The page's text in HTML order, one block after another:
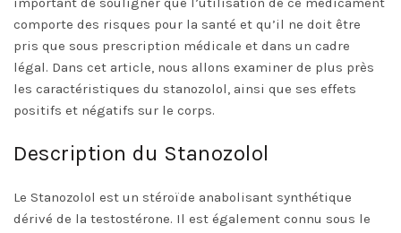
comporte des risques pour la santé et qu’il ne doit être
pris que sous prescription médicale et dans un cadre
légal. Dans cet article, nous allons examiner de plus près
les caractéristiques du stanozolol, ainsi que ses effets
positifs et négatifs sur le corps.
Description du Stanozolol
Le Stanozolol est un stéroïde anabolisant synthétique
dérivé de la testostérone. Il est également connu sous le